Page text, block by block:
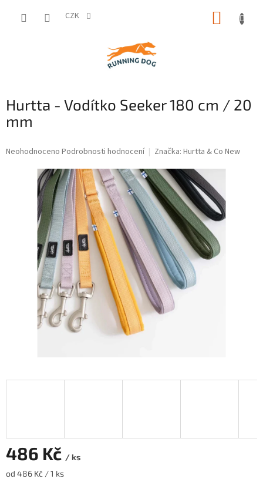
CZK
Hurtta - Vodítko Seeker 180 cm / 20
mm
Průměrné
hvězdiček.
Neohodnoceno Podrobnosti hodnocení Značka: Hurtta & Co New
486 Kč / ks
Měrná
od 486 Kč / 1 ks